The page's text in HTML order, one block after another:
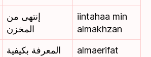
إنتهى من
المخزن
iintahaa min
almakhzan
المعرفة بكيفية
almaerifat